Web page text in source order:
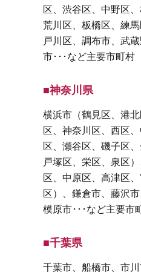
区、渋谷区、中野区
荒川区、板橋区、練
戸川区、調布市、武
市･･･など主要市町村
■神奈川県
横浜市（鶴見区、港
区、神奈川区、西区
区、瀬谷区、磯子区
戸塚区、栄区、泉区
区、中原区、高津区
区）、鎌倉市、藤沢
模原市･･･など主要市
■千葉県
千葉市、船橋市、市